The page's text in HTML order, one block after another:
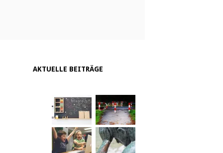
AKTUELLE BEITRÄGE